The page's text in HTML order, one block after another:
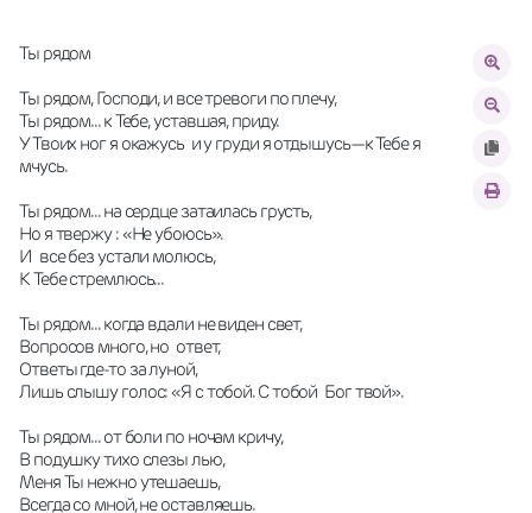
Ты рядом
Ты рядом, Господи, и все тревоги по плечу,
Ты рядом... к Тебе, уставшая, приду.
У Твоих ног я окажусь  и у груди я отдышусь—к Тебе я
мчусь.
Ты рядом... на сердце затаилась грусть,
Но я твержу : «Не убоюсь».
И  все без устали молюсь,
К Тебе стремлюсь...
Ты рядом... когда вдали не виден свет,
Вопросов много, но  ответ,
Ответы где-то за луной,
Лишь слышу голос: «Я с тобой. С тобой  Бог твой».
Ты рядом... от боли по ночам кричу,
В подушку тихо слезы лью,
Меня Ты нежно утешаешь,
Всегда со мной, не оставляешь.